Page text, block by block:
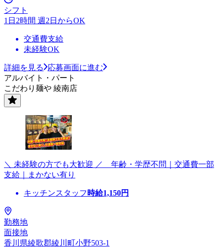
シフト
1日2時間 週2日からOK
交通費支給
未経験OK
詳細を見る
応募画面に進む
アルバイト・パート
こだわり麺や 綾南店
＼ 未経験の方でも大歓迎 ／ 年齢・学歴不問｜交通費一部
支給｜まかない有り
キッチンスタッフ 時給1,150円
勤務地
面接地
香川県綾歌郡綾川町小野503-1